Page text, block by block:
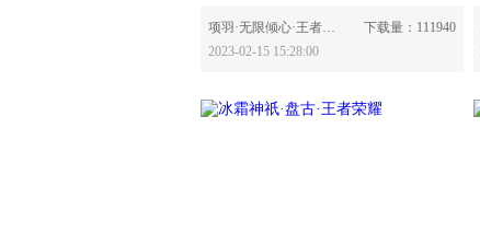
分享：
项羽·无限倾心·王者荣耀-630778
下载量：111940
2023-02-15 15:28:00